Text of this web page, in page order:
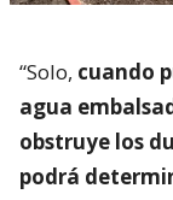
“Solo, cuando
agua
obstruye los
podrá